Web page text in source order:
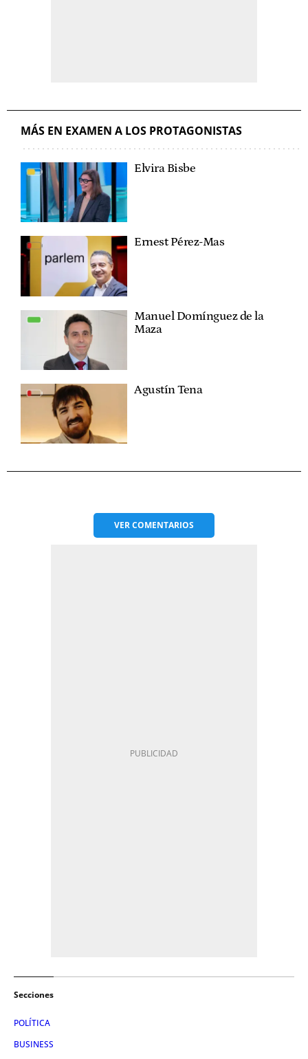
MÁS EN EXAMEN A LOS PROTAGONISTAS
Elvira Bisbe
Ernest Pérez-Mas
Manuel Domínguez de la
Maza
Agustín Tena
VERCOMENTARIOS
Secciones
POLÍTICA
BUSINESS